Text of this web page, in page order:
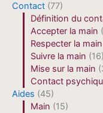
Contact (77)
Définition du
Accepter la main
Respecter la main
Suivre la main (16)
Mise sur la main
Contact
Aides (45)
Main (15)